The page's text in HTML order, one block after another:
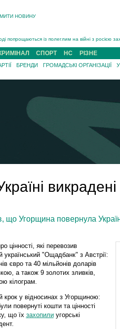
НОВИНУ
попрощаються із полеглим на війні з росією
5 серпня попрощаються із захисником
загибель захисника із Нанкова на
з рф поліг військовий з Виноградова Ігнат
внаслідок ДТП за участі трьох авто
районного ТЦК на Закарпатті судитимуть за
СПОРТ НС РІЗНЕ
БРЕНДИ ГРОМАДСЬКІ ОРГАНІЗАЦІЇ
викрадені
Угорщина повернула
цінності, які перевозив
український "Ощадбанк" з Австрії:
євро та 40 мільйонів доларів
а також 9 золотих зливків,
кілограм.
крок у відносинах з Угорщиною:
повернуті кошти та цінності
що їх захопилиугорські